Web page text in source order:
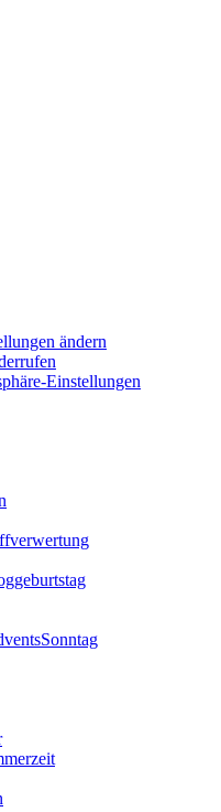
ändern
Einstellungen